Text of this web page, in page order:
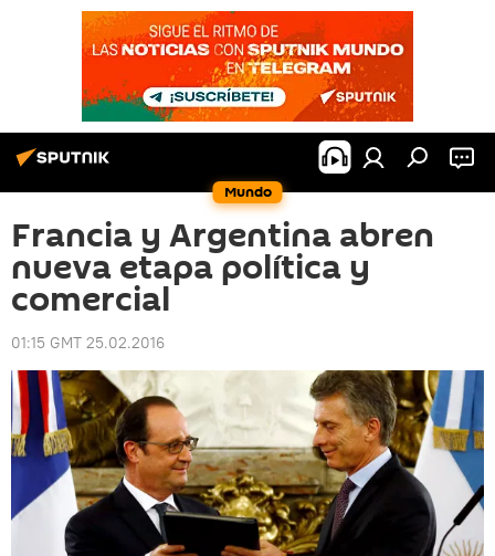
Mundo
Francia y Argentina abren
nueva etapa política y
comercial
01:15 GMT 25.02.2016